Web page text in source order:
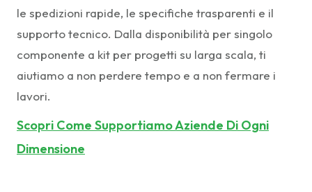
le spedizioni rapide, le specifiche trasparenti e il
supporto tecnico. Dalla disponibilità per singolo
componente a kit per progetti su larga scala, ti
aiutiamo a non perdere tempo e a non fermare i
lavori.
Scopri Come Supportiamo Aziende Di Ogni
Dimensione